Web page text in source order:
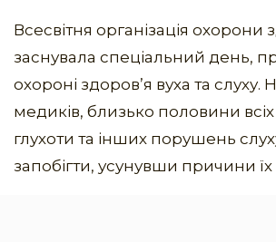
Всесвітня організація охорони
заснувала спеціальний день,
охороні здоров’я вуха та слуху.
медиків, близько половини
глухоти та інших порушень
запобігти, усунувши причини їх